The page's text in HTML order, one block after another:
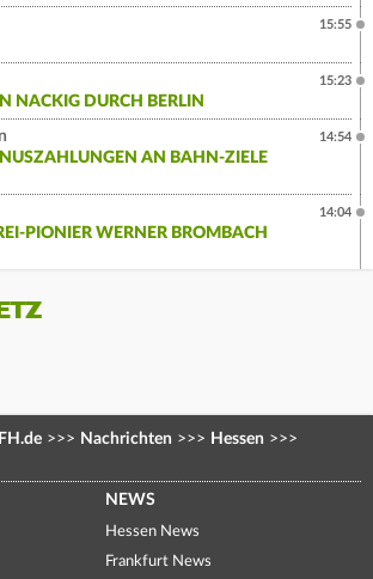
15:55
NACKIG DURCH BERLIN
15:23
AN BAHN-ZIELE
14:54
PIONIER WERNER BROMBACH
14:04
>>> Nachrichten >>> Hessen >>>
NEWS
Hessen News
Frankfurt News